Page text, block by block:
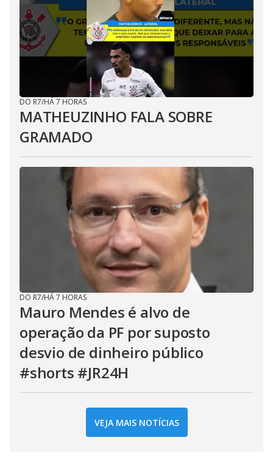
DO R7/HÁ 7 HORAS
MATHEUZINHO FALA SOBRE
GRAMADO
DO R7/HÁ 7 HORAS
Mauro Mendes é alvo de
operação da PF por suposto
desvio de dinheiro público
#shorts #JR24H
VEJA MAIS NOTÍCIAS